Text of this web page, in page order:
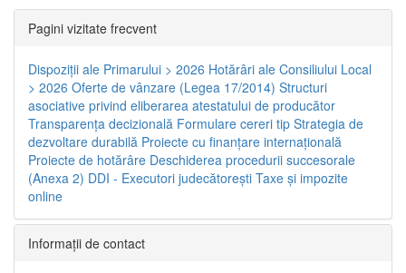
Pagini vizitate frecvent
Dispoziţii ale Primarului > 2026 Hotărâri ale Consiliului Local
> 2026 Oferte de vânzare (Legea 17/2014) Structuri
asociative privind eliberarea atestatului de producător
Transparenţa decizională Formulare cereri tip Strategia de
dezvoltare durabilă Proiecte cu finanţare internaţională
Proiecte de hotărâre Deschiderea procedurii succesorale
(Anexa 2) DDI - Executori judecătorești Taxe şi impozite
online
Informaţii de contact